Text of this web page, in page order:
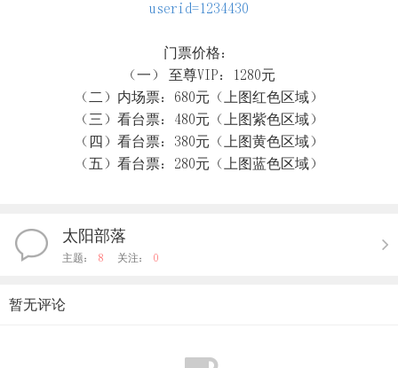
userid=1234430
门票价格：
（一） 至尊VIP：1280元
（二）内场票：680元（上图红色区域）
（三）看台票：480元（上图紫色区域）
（四）看台票：380元（上图黄色区域）
（五）看台票：280元（上图蓝色区域）
太阳部落
主题： 8 关注： 0
暂无评论